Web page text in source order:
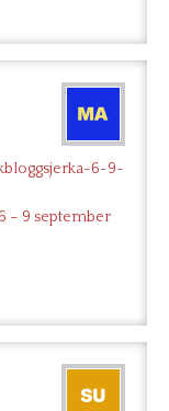
6-9-
– 9 september